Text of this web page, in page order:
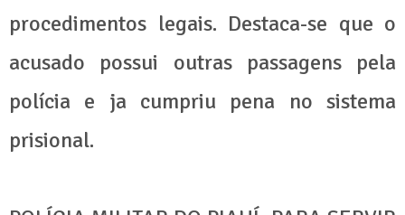
procedimentos legais. Destaca-se que o
acusado possui outras passagens pela
polícia e ja cumpriu pena no sistema
prisional.